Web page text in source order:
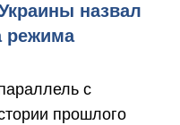
назвал
режима
с
прошлого